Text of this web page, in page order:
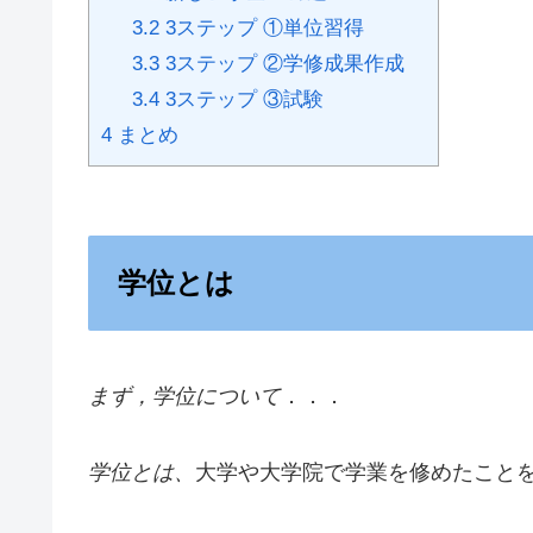
3.23ステップ ①単位習得
3.33ステップ ②学修成果作成
3.43ステップ ③試験
4 まとめ
学位とは
まず，学位について．．．
学位とは、 大学や大学院で学業を修めたこと